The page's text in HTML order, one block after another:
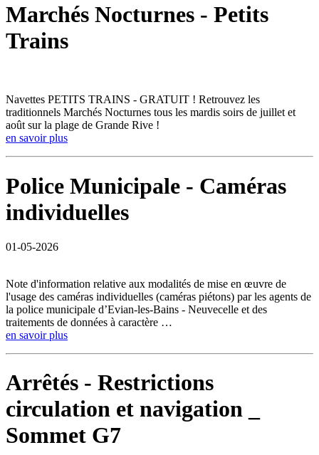
Marchés Nocturnes - Petits
Trains
Navettes PETITS TRAINS - GRATUIT ! Retrouvez les
traditionnels Marchés Nocturnes tous les mardis soirs de juillet et
août sur la plage de Grande Rive !
en savoir plus
Police Municipale - Caméras
individuelles
01-05-2026
Note d'information relative aux modalités de mise en œuvre de
l'usage des caméras individuelles (caméras piétons) par les agents de
la police municipale d’Evian-les-Bains - Neuvecelle et des
traitements de données à caractère …
en savoir plus
Arrêtés - Restrictions
circulation et navigation _
Sommet G7